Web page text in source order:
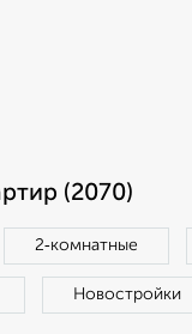
(2070)
2‑комнатные
Новостройки